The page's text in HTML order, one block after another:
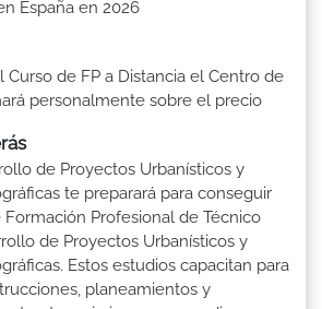
España en 2026
Curso de FP a Distancia el Centro de
personalmente sobre el precio
de Proyectos Urbanísticos y
te preparará para conseguir
Profesional de Técnico
de Proyectos Urbanísticos y
Estos estudios capacitan para
planeamientos y